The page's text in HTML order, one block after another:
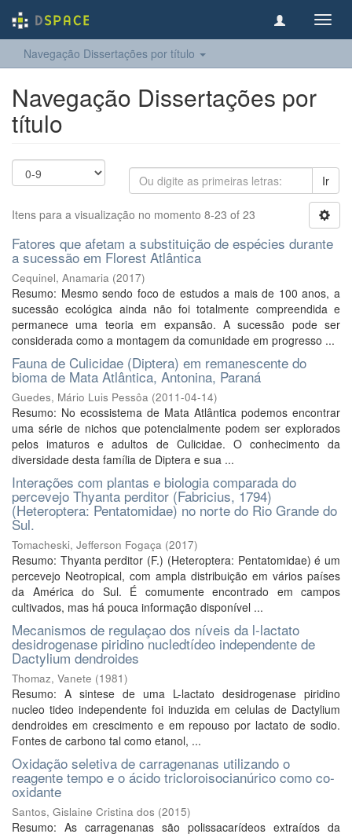
Navegação Dissertações por título
Navegação Dissertações por
título
Ir
Itens para a visualização no momento 8-23 of 23
Fatores que afetam a substituição de espécies durante
a sucessão em Florest Atlântica
Cequinel, Anamaria (2017)
Resumo: Mesmo sendo foco de estudos a mais de 100 anos, a
sucessão ecológica ainda não foi totalmente compreendida e
permanece uma teoria em expansão. A sucessão pode ser
considerada como a montagem da comunidade em progresso ...
Fauna de Culicidae (Diptera) em remanescente do
bioma de Mata Atlântica, Antonina, Paraná
Guedes, Mário Luis Pessôa (2011-04-14)
Resumo: No ecossistema de Mata Atlântica podemos encontrar
uma série de nichos que potencialmente podem ser explorados
pelos imaturos e adultos de Culicidae. O conhecimento da
diversidade desta família de Diptera e sua ...
Interações com plantas e biologia comparada do
percevejo Thyanta perditor (Fabricius, 1794)
(Heteroptera: Pentatomidae) no norte do Rio Grande do
Sul.
Tomacheski, Jefferson Fogaça (2017)
Resumo: Thyanta perditor (F.) (Heteroptera: Pentatomidae) é um
percevejo Neotropical, com ampla distribuição em vários países
da América do Sul. É comumente encontrado em campos
cultivados, mas há pouca informação disponível ...
Mecanismos de regulaçao dos níveis da l-lactato
desidrogenase piridino nucledtídeo independente de
Dactylium dendroides
Thomaz, Vanete (1981)
Resumo: A sintese de uma L-lactato desidrogenase piridino
nucleo tideo independente foi induzida em celulas de Dactylium
dendroides em crescimento e em repouso por lactato de sodio.
Fontes de carbono tal como etanol, ...
Oxidação seletiva de carragenanas utilizando o
reagente tempo e o ácido tricloroisocianúrico como co-
oxidante
Santos, Gislaine Cristina dos (2015)
Resumo: As carragenanas são polissacarídeos extraídos da